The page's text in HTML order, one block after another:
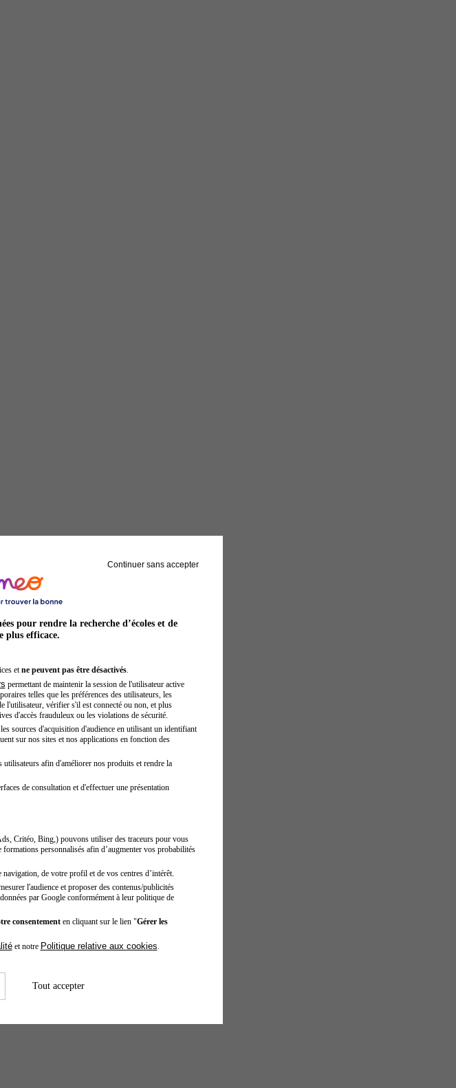
Continuer sans accepter
pour rendre la recherche d’écoles et de
plus efficace.
et ne peuvent pas être désactivés.
permettant de maintenir la session de l'utilisateur active
telles que les préférences des utilisateurs, les
l'utilisateur, vérifier s'il est connecté ou non, et plus
d'accès frauduleux ou les violations de sécurité.
sources d'acquisition d'audience en utilisant un identifiant
sur nos sites et nos applications en fonction des
utilisateurs afin d'améliorer nos produits et rendre la
de consultation et d'effectuer une présentation
Critéo, Bing,) pouvons utiliser des traceurs pour vous
personnalisés afin d’augmenter vos probabilités
de votre profil et de vos centres d’intérêt.
l'audience et proposer des contenus/publicités
par Google conformément à leur politique de
consentementen cliquant sur le lien "Gérer les
et notre Politique relative aux cookies
Tout accepter